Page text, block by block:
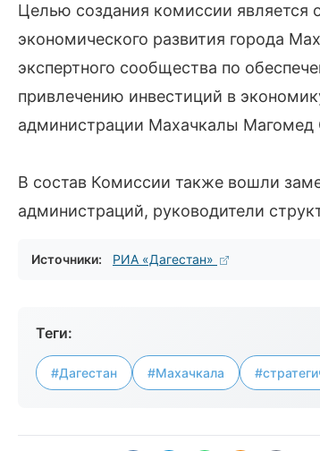
Целью создания комиссии является
экономического развития города
экспертного сообщества по
привлечению инвестиций в
администрации Махачкалы Магомед
В состав Комиссии также вошли
администраций, руководители
Источники: РИА «Дагестан»
Теги:
#Дагестан #Махачкала